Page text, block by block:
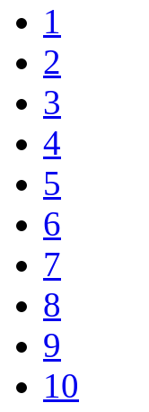
1
2
3
4
5
6
7
8
9
10